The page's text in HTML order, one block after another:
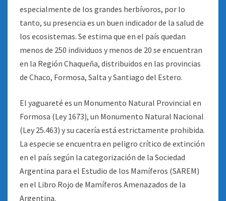
especialmente de los grandes herbívoros, por lo
tanto, su presencia es un buen indicador de la salud de
los ecosistemas. Se estima que en el país quedan
menos de 250 individuos y menos de 20 se encuentran
en la Región Chaqueña, distribuidos en las provincias
de Chaco, Formosa, Salta y Santiago del Estero.
El yaguareté es un Monumento Natural Provincial en
Formosa (Ley 1673), un Monumento Natural Nacional
(Ley 25.463) y su cacería está estrictamente prohibida.
La especie se encuentra en peligro crítico de extinción
en el país según la categorización de la Sociedad
Argentina para el Estudio de los Mamíferos (SAREM)
en el Libro Rojo de Mamíferos Amenazados de la
Argentina.